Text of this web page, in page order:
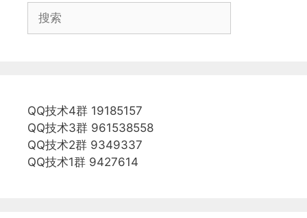
QQ技术4群 19185157
QQ技术3群 961538558
QQ技术2群 9349337
QQ技术1群 9427614